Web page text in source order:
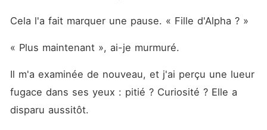
Cela l'a fait marquer une pause. « Fille d'Alpha ? »
« Plus maintenant », ai-je murmuré.
Il m'a examinée de nouveau, et j'ai perçu une lueur
fugace dans ses yeux : pitié ? Curiosité ? Elle a
disparu aussitôt.